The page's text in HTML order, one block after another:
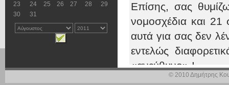
23
24 25 26 27 28
29
30
31
Επίσης, σας
νομοσχέδια και 21
αυτά για σας δεν
εντελώς
«ανεύθυνο» !
© 2010 Δημήτρης